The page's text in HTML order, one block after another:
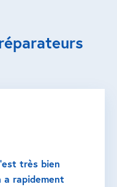
très bien
a rapidement